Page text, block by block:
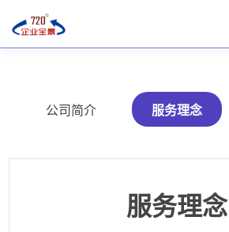
公司简介 服务理念
服务理念